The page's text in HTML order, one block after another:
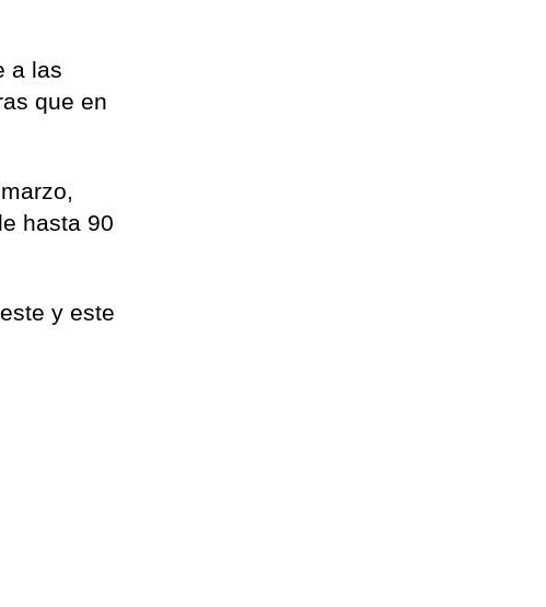
a las
que en
hasta 90
y este